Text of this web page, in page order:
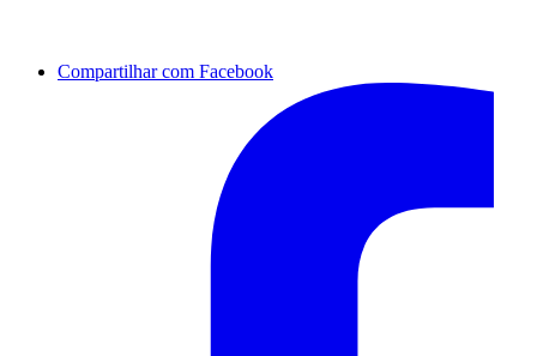
Compartilhar com Facebook